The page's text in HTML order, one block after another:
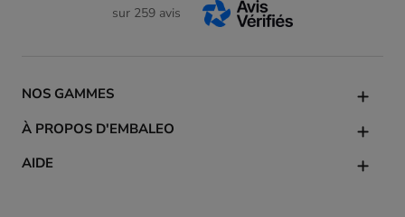
NOS GAMMES
À PROPOS D'EMBALEO
AIDE
sur 259 avis